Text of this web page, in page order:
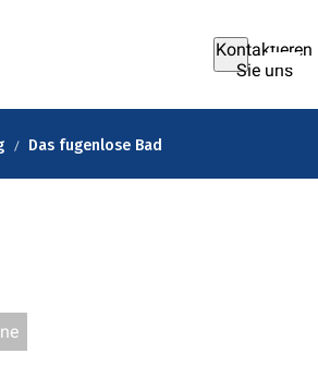
Kontaktieren
Sie uns
Das fugenlose Bad